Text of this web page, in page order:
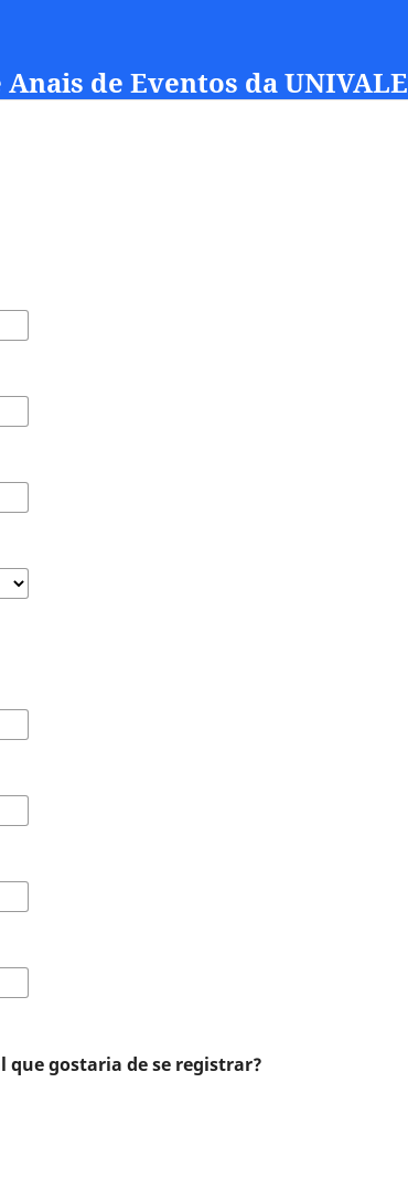
de Eventos da UNIVALE
que gostaria de se registrar?